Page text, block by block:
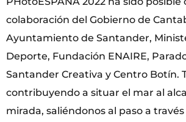
colaboración del Gobierno de
Ayuntamiento de Santander,
Deporte, Fundación ENAIRE,
Santander Creativa y Centro Botín.
contribuyendo a situar el mar al
mirada, saliéndonos al paso a